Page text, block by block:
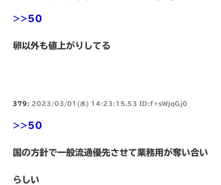
>>50
卵以外も値上がりしてる
379: 2023/03/01(水) 14:23:15.53 ID:f+sWjqGj0
>>50
国の方針で一般流通優先させて業務用が奪い合い
らしい